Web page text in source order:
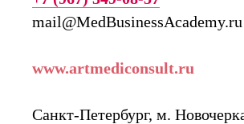
mail@MedBusinessAcademy.ru
www.artmediconsult.ru
Санкт-Петербург, м.